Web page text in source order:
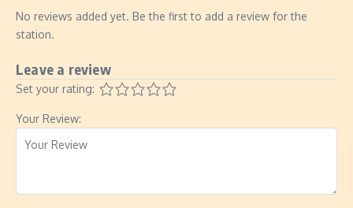
No reviews added yet. Be the first to add a review for the
station.
Leave a review
Set your rating:
Your Review: